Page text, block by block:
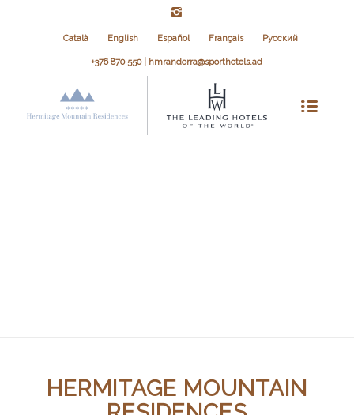
Català English Español Français Русский
+376 870 550 | hmrandorra@sporthotels.ad
HERMITAGE MOUNTAIN